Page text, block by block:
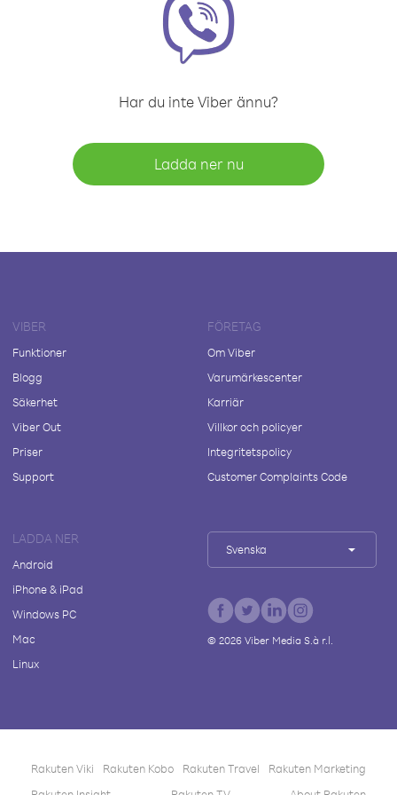
Har du inte Viber ännu?
Ladda ner nu
VIBER
Funktioner
Blogg
Säkerhet
Viber Out
Priser
Support
FÖRETAG
Om Viber
Varumärkescenter
Karriär
Villkor och policyer
Integritetspolicy
Customer Complaints Code
LADDA NER
Android
iPhone & iPad
Windows PC
Mac
Linux
Svenska
© 2026Viber Media S.à r.l.
Rakuten Viki Rakuten Kobo Rakuten Travel
Rakuten Marketing